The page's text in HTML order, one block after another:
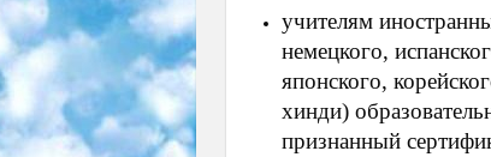
учителям
немецкого,
японского,
хинди)
признанный